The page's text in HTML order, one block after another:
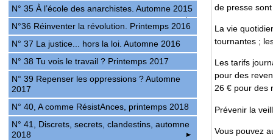
de presse
La vie
tournantes ;
Les tarifs
pour des
26 € pour des
Prévenir la
Vous pouvez
N° 35 À l’école des anarchistes. Automne 2015
N°36 Réinventer la révolution. Printemps 2016
N° 37 La justice... hors la loi. Automne 2016
N° 38 Tu vois le travail ? Printemps 2017
N° 39 Repenser les oppressions ? Automne
2017
N° 40, A comme RésistAnces, printemps 2018
N° 41, Discrets, secrets, clandestins, automne
2018